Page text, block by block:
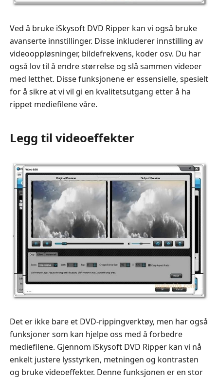
Ved å bruke iSkysoft DVD Ripper kan vi også bruke
avanserte innstillinger. Disse inkluderer innstilling av
videooppløsninger, bildefrekvens, koder osv. Du har
også lov til å endre størrelse og slå sammen videoer
med letthet. Disse funksjonene er essensielle, spesielt
for å sikre at vi vil gi en kvalitetsutgang etter å ha
rippet mediefilene våre.
Legg til videoeffekter
Det er ikke bare et DVD-rippingverktøy, men har også
funksjoner som kan hjelpe oss med å forbedre
mediefilene. Gjennom iSkysoft DVD Ripper kan vi nå
enkelt justere lysstyrken, metningen og kontrasten
og bruke videoeffekter. Denne funksjonen er en stor